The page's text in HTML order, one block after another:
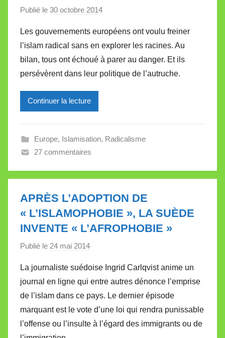
e
Publié le 30 octobre 2014
r
M
i
r
e
l
l
t
t
Les gouvernements européens ont voulu freiner
l’islam radical sans en explorer les racines. Au
bilan, tous ont échoué à parer au danger. Et ils
persévèrent dans leur politique de l’autruche.
Continuer la lecture
Europe, Islamisation, Radicalisme
27 commentaires
APRÈS L’ADOPTION DE
« L’ISLAMOPHOBIE », LA SUÈDE
INVENTE « L’AFROPHOBIE »
Publié le 24 mai 2014
r
M
i
r
e
La journaliste suédoise Ingrid Carlqvist anime un
journal en ligne qui entre autres dénonce l’emprise
de l’islam dans ce pays. Le dernier épisode
marquant est le vote d’une loi qui rendra punissable
l’offense ou l’insulte à l’égard des immigrants ou de